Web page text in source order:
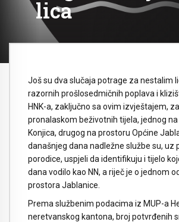
lica
Još su dva slučaja potrage za nestalim
razornih prošlosedmičnih poplava i
HNK-a, zaključno sa ovim izvještajem,
pronalaskom beživotnih tijela, jednog
Konjica, drugog na prostoru Općine
današnjeg dana nadležne službe su, uz
porodice, uspjeli da identifikuju i tijelo
dana vodilo kao NN, a riječ je o jednom
prostora Jablanice.
Prema službenim podacima iz MUP-a
neretvanskog kantona, broj potvrđenih